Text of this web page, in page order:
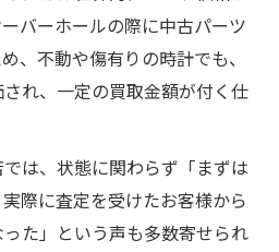
バーホールの際に中古パーツ
、不動や傷有りの時計でも、
れ、一定の買取金額が付く仕
は、状態に関わらず「まずは
際に査定を受けたお客様から
った」という声も多数寄せられ